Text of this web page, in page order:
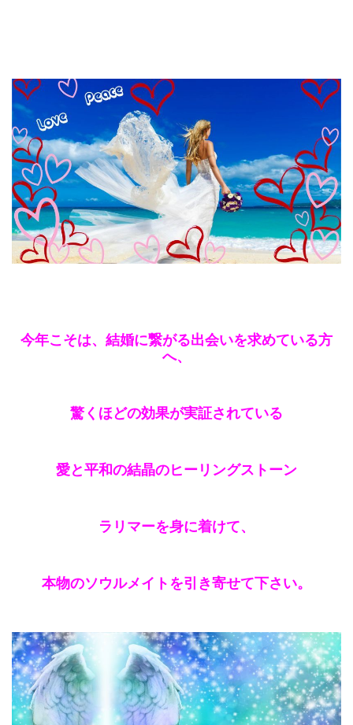
今年こそは、結婚に繋がる出会いを求めている方
へ、
驚くほどの効果が実証されている
愛と平和の結晶のヒーリングストーン
ラリマーを身に着けて、
本物のソウルメイトを引き寄せて下さい。